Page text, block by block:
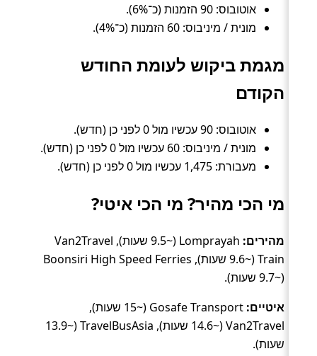
אוטובוס: 90 הזמנות (כ־6%).
מונית / מיניבוס: 60 הזמנות (כ־4%).
מגמת ביקוש לעומת החודש
הקודם
אוטובוס: 90 עכשיו מול 0 לפני כן (חדש).
מונית / מיניבוס: 60 עכשיו מול 0 לפני כן (חדש).
מעבורת: 1,475 עכשיו מול 0 לפני כן (חדש).
מי הכי מהיר? מי הכי איטי?
מהירים:
Lomprayah (~9.5 שעות), Van2Travel
Train (~9.6 שעות), Boonsiri High Speed Ferries
(~9.7 שעות).
איטיים:
Gosafe Transport (~15 שעות),
Van2Travel (~14.6 שעות), TravelBusAsia (~13.9
שעות).